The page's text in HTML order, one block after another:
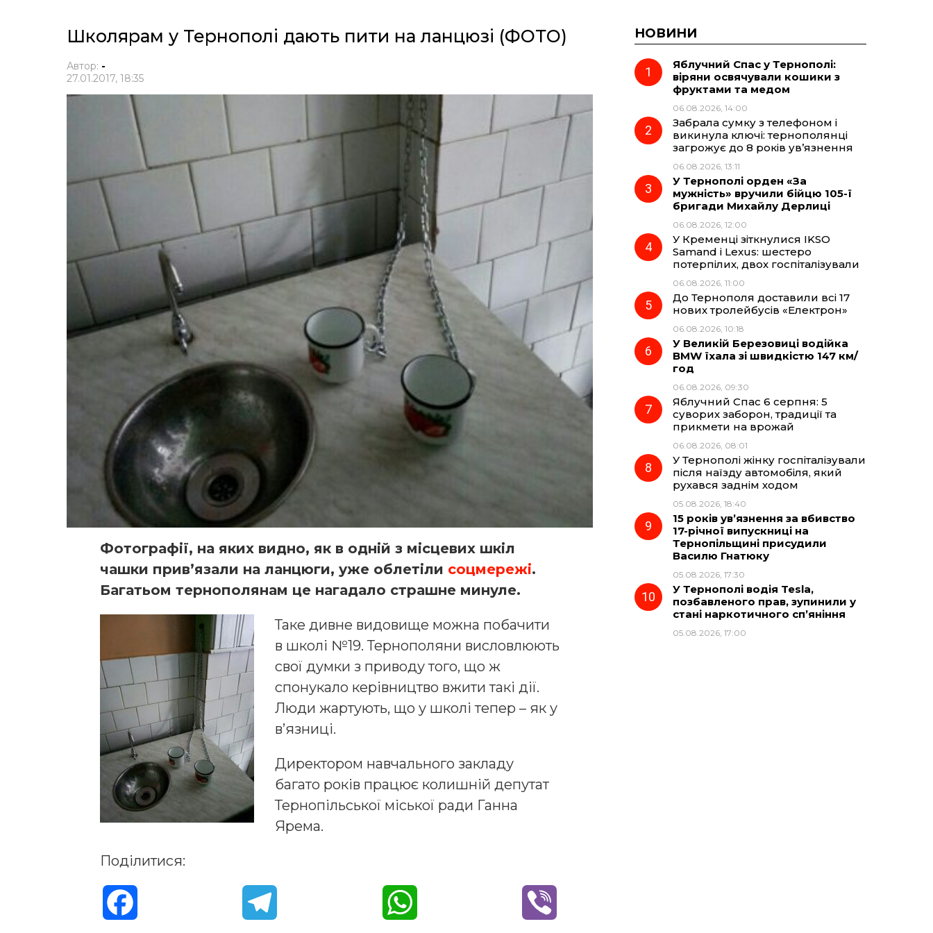
Школярам у Тернополі дають пити на ланцюзі (ФОТО)
Автор: -
27.01.2017, 18:35
Фотографії, на яких видно, як в одній з місцевих шкіл
чашки прив’язали на ланцюги, уже облетіли соцмережі.
Багатьом тернополянам це нагадало страшне минуле.
Таке дивне видовище можна побачити
в школі №19. Тернополяни висловлюють
свої думки з приводу того, що ж
спонукало керівництво вжити такі дії.
Люди жартують, що у школі тепер – як у
в’язниці.
Директором навчального закладу
багато років працює колишній депутат
Тернопільської міської ради Ганна
Ярема.
Поділитися:
НОВИНИ
Яблучний Спас у Тернополі:
віряни освячували кошики з
фруктами та медом
06.08.2026, 14:00
Забрала сумку з телефоном і
викинула ключі: тернополянці
загрожує до 8 років ув’язнення
06.08.2026, 13:11
У Тернополі орден «За
мужність» вручили бійцю 105-ї
бригади Михайлу Дерлиці
06.08.2026, 12:00
У Кременці зіткнулися IKSO
Samand і Lexus: шестеро
потерпілих, двох госпіталізували
06.08.2026, 11:00
До Тернополя доставили всі 17
нових тролейбусів «Електрон»
06.08.2026, 10:18
У Великій Березовиці водійка
BMW їхала зі швидкістю 147 км/
год
06.08.2026, 09:30
Яблучний Спас 6 серпня: 5
суворих заборон, традиції та
прикмети на врожай
06.08.2026, 08:01
У Тернополі жінку госпіталізували
після наїзду автомобіля, який
рухався заднім ходом
05.08.2026, 18:40
15 років ув’язнення за вбивство
17-річної випускниці на
Тернопільщині присудили
Василю Гнатюку
05.08.2026, 17:30
У Тернополі водія Tesla,
позбавленого прав, зупинили у
стані наркотичного сп’яніння
05.08.2026, 17:00